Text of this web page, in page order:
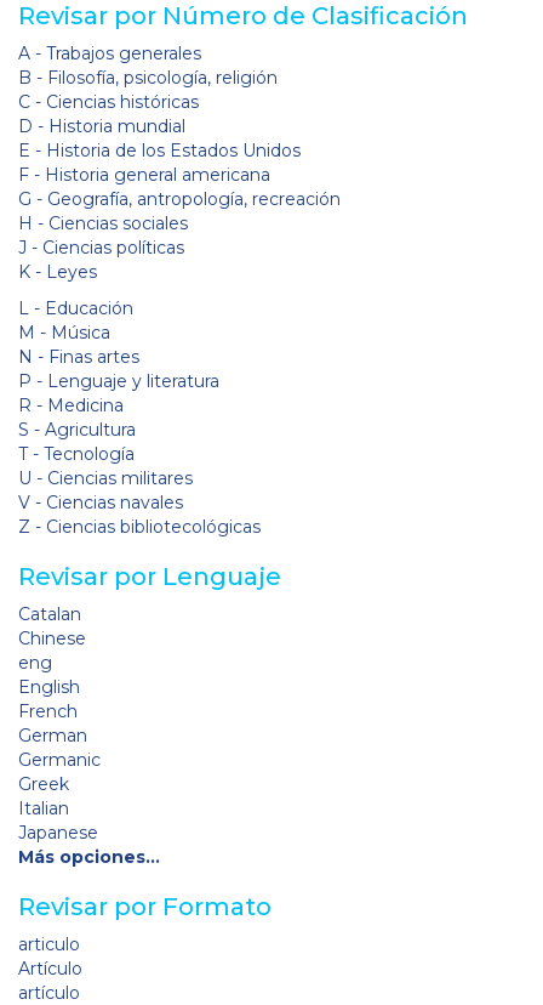
Revisar por Número de Clasificación
A - Trabajos generales
B - Filosofía, psicología, religión
C - Ciencias históricas
D - Historia mundial
E - Historia de los Estados Unidos
F - Historia general americana
G - Geografía, antropología, recreación
H - Ciencias sociales
J - Ciencias políticas
K - Leyes
L - Educación
M - Música
N - Finas artes
P - Lenguaje y literatura
R - Medicina
S - Agricultura
T - Tecnología
U - Ciencias militares
V - Ciencias navales
Z - Ciencias bibliotecológicas
Revisar por Lenguaje
Catalan
Chinese
eng
English
French
German
Germanic
Greek
Italian
Japanese
Más opciones…
Revisar por Formato
articulo
Artículo
artículo